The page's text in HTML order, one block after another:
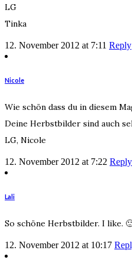
LG
Tinka
12. November 2012 at 7:11 Reply
Nicole
Wie schön dass du in diesem
Deine Herbstbilder sind auch
LG, Nicole
12. November 2012 at 7:22 Reply
Lali
So schöne Herbstbilder. I like.
12. November 2012 at 10:17